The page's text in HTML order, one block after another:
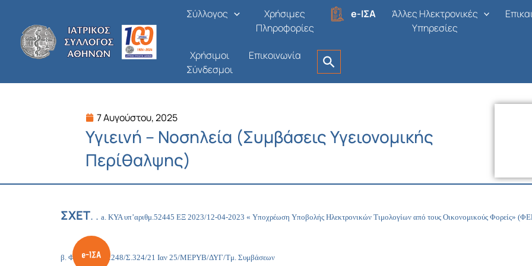
περιεχόμενο
Σύλλογος
Χρήσιμες
Πληροφορίες
e-ΙΣΑ
Άλλες Ηλεκτρονικές
Υπηρεσίες
Χρήσιμοι
Σύνδεσμοι
Επικοινωνία
7 Αυγούστου, 2025
Υγιεινή – Νοσηλεία (Συμβάσεις Υγειονομικής
Περίθαλψης)
ΣΧΕΤ. . a. ΚΥΑ υπ’αριθμ.52445 ΕΞ 2023/12-04-2023 « Υποχρέωση Υποβολής Ηλεκτρονικών Τιμολογίων από τους Οικονομικούς Φορείς»
β. Φ.758/Ο1/12248/Σ.324/21 Ιαν 25/ΜΕΡΥΒ/ΔΥΓ/Τμ. Συμβάσεων